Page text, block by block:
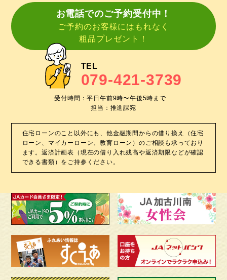
お電話でのご予約受付中！
ご予約のお客様にはもれなく
粗品プレゼント！
TEL
079-421-3739
受付時間：平⽇午前9時〜午後5時まで
担当：推進課宛
住宅ローンのこと以外にも、他⾦融期間からの借り換え（住宅
ローン、マイカーローン、教育ローン）のご相談も承っており
ます。返済計画表（現在の借り⼊れ残⾼や返済期限などが確認
できる書類）をご持参ください。